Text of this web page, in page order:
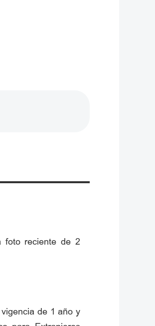
foto reciente de 2
de 1 año y